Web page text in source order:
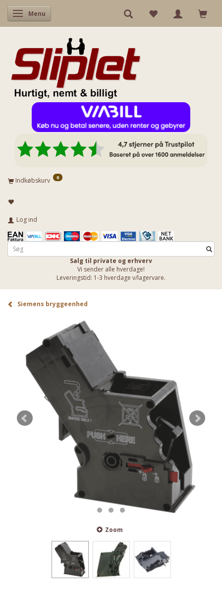
Skifte navigation
Menu
Indkøbskurv 0
Log ind
Salg til private og erhverv
Vi sender alle hverdage!
Leveringstid: 1-3 hverdage v/lagervare.
Siemens bryggeenhed
Zoom